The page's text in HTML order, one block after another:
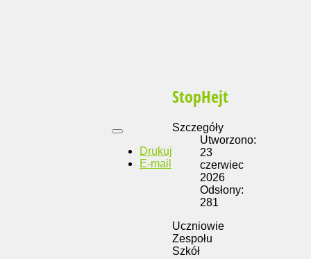
StopHejt
Drukuj
E-mail
Szczegóły
Utworzono:
23
czerwiec
2026
Odsłony:
281
Uczniowie
Zespołu
Szkół